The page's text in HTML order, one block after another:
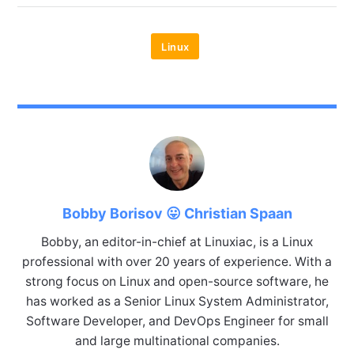
Linux
Bobby Borisov 😛 Christian Spaan
Bobby, an editor-in-chief at Linuxiac, is a Linux
professional with over 20 years of experience. With a
strong focus on Linux and open-source software, he
has worked as a Senior Linux System Administrator,
Software Developer, and DevOps Engineer for small
and large multinational companies.